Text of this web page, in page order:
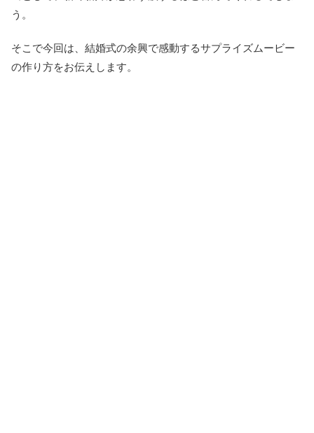
う。
そこで今回は、結婚式の余興で感動するサプライズムービー
の作り方をお伝えします。